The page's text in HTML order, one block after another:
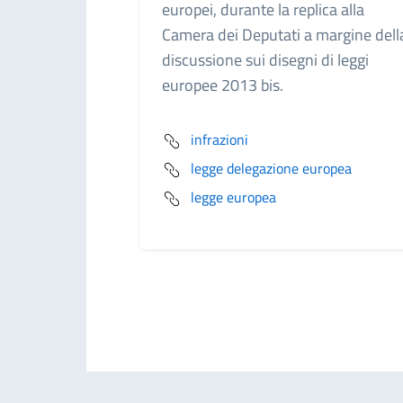
europei, durante la replica alla
Camera dei Deputati a margine
discussione sui disegni di leggi
europee 2013 bis.
infrazioni
legge delegazione europea
legge europea